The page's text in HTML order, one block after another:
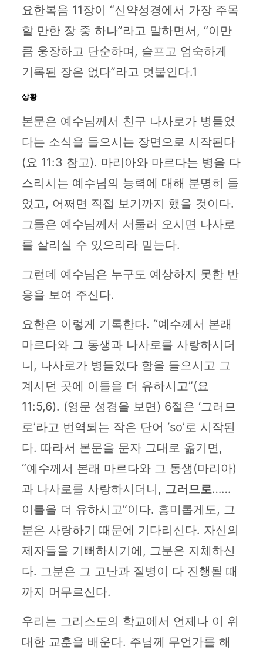
요한복음 11장이 “신약성경에서 가장 주목
할 만한 장 중 하나”라고 말하면서, “이만
큼 웅장하고 단순하며, 슬프고 엄숙하게
기록된 장은 없다”라고 덧붙인다.1
상황
본문은 예수님께서 친구 나사로가 병들었
다는 소식을 들으시는 장면으로 시작된다
(요 11:3 참고). 마리아와 마르다는 병을 다
스리시는 예수님의 능력에 대해 분명히 들
었고, 어쩌면 직접 보기까지 했을 것이다.
그들은 예수님께서 서둘러 오시면 나사로
를 살리실 수 있으리라 믿는다.
그런데 예수님은 누구도 예상하지 못한 반
응을 보여 주신다.
요한은 이렇게 기록한다. “예수께서 본래
마르다와 그 동생과 나사로를 사랑하시더
니, 나사로가 병들었다 함을 들으시고 그
계시던 곳에 이틀을 더 유하시고”(요
11:5,6). (영문 성경을 보면) 6절은 ‘그러므
로’라고 번역되는 작은 단어 ‘so’로 시작된
다. 따라서 본문을 문자 그대로 옮기면,
“예수께서 본래 마르다와 그 동생(마리아)
과 나사로를 사랑하시더니, 그러므로……
이틀을 더 유하시고”이다. 흥미롭게도, 그
분은 사랑하기 때문에 기다리신다. 자신의
제자들을 기뻐하시기에, 그분은 지체하신
다. 그분은 그 고난과 질병이 다 진행될 때
까지 머무르신다.
우리는 그리스도의 학교에서 언제나 이 위
대한 교훈을 배운다. 주님께 무언가를 해